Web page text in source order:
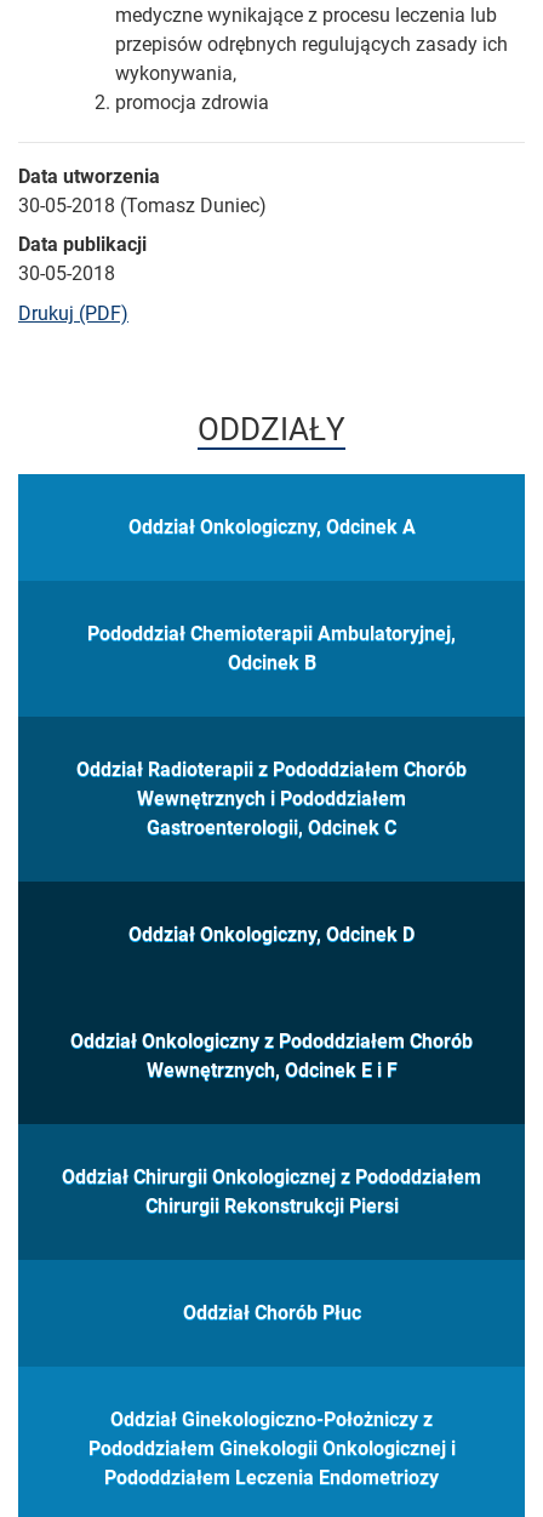
medyczne wynikające z procesu leczenia lub
przepisów odrębnych regulujących zasady ich
wykonywania,
promocja zdrowia
Data utworzenia
30-05-2018 (Tomasz Duniec)
Data publikacji
30-05-2018
Drukuj (PDF)
ODDZIAŁY
Oddział Onkologiczny, Odcinek A
Pododdział Chemioterapii Ambulatoryjnej,
Odcinek B
Oddział Radioterapii z Pododdziałem Chorób
Wewnętrznych i Pododdziałem
Gastroenterologii, Odcinek C
Oddział Onkologiczny, Odcinek D
Oddział Onkologiczny z Pododdziałem Chorób
Wewnętrznych, Odcinek E i F
Oddział Chirurgii Onkologicznej z Pododdziałem
Chirurgii Rekonstrukcji Piersi
Oddział Chorób Płuc
Oddział Ginekologiczno-Położniczy z
Pododdziałem Ginekologii Onkologicznej i
Pododdziałem Leczenia Endometriozy